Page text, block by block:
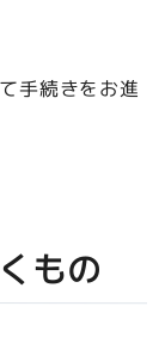
手続きをお進
もの